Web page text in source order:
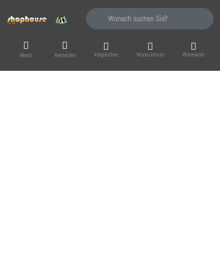
Geben Sie einen Suchbegriff ein. Während
Menü Anmelden Vergleichen Wunschliste Warenkorb